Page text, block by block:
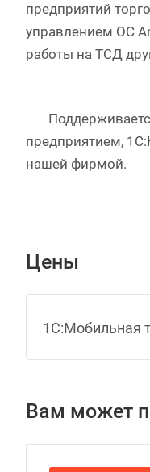
предприятий
управлением ОС
работы на ТСД
предприятием,
нашей фирмой.
Цены
1С:Мобильная
Вам может